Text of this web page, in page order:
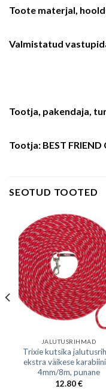
Toote materjal,
Valmistatud
Tootja, pakendaja,
Tootja: BEST FRIEND
SEOTUD TOOTED
JALUTUSRIHMAD
Trixie kutsika
ekstra väikese
4mm/8m, punane
12.80€